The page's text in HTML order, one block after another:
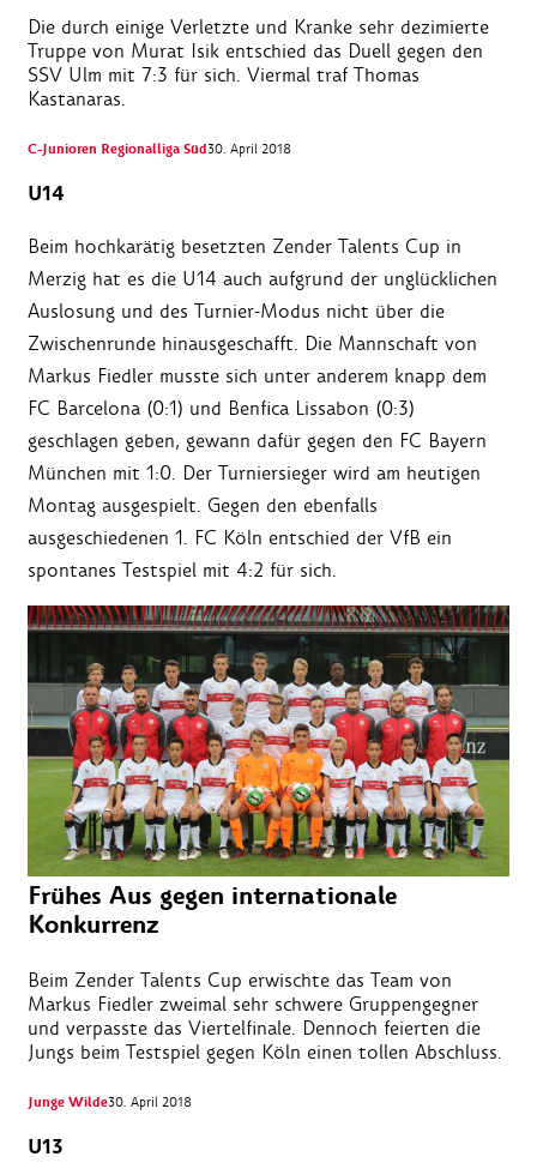
Die durch einige Verletzte und Kranke sehr dezimierte
Truppe von Murat Isik entschied das Duell gegen den
SSV Ulm mit 7:3 für sich. Viermal traf Thomas
Kastanaras.
C-Junioren Regionalliga Süd30. April 2018
U14
Beim hochkarätig besetzten Zender Talents Cup in
Merzig hat es die U14 auch aufgrund der unglücklichen
Auslosung und des Turnier-Modus nicht über die
Zwischenrunde hinausgeschafft. Die Mannschaft von
Markus Fiedler musste sich unter anderem knapp dem
FC Barcelona (0:1) und Benfica Lissabon (0:3)
geschlagen geben, gewann dafür gegen den FC Bayern
München mit 1:0. Der Turniersieger wird am heutigen
Montag ausgespielt. Gegen den ebenfalls
ausgeschiedenen 1. FC Köln entschied der VfB ein
spontanes Testspiel mit 4:2 für sich.
Frühes Aus gegen internationale
Konkurrenz
Beim Zender Talents Cup erwischte das Team von
Markus Fiedler zweimal sehr schwere Gruppengegner
und verpasste das Viertelfinale. Dennoch feierten die
Jungs beim Testspiel gegen Köln einen tollen Abschluss.
Junge Wilde30. April 2018
U13